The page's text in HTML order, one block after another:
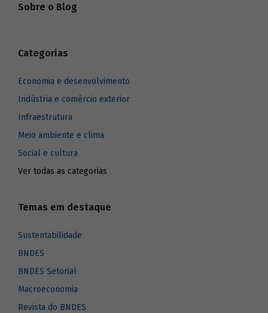
Sobre o Blog
Categorias
Economia e desenvolvimento
Indústria e comércio exterior
Infraestrutura
Meio ambiente e clima
Social e cultura
Ver todas as categorias
Temas em destaque
Sustentabilidade
BNDES
BNDES Setorial
Macroeconomia
Revista do BNDES